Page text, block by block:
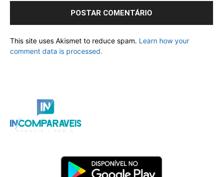
This site uses Akismet to reduce spam. Learn how your
comment data is processed.